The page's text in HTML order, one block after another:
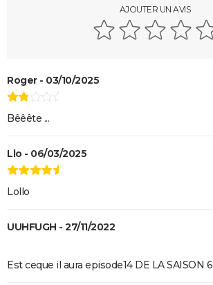
AJOUTER UN AVIS
Roger - 03/10/2025
Bêêête ...
Llo - 06/03/2025
Lollo
UUHFUGH - 27/11/2022
Est ceque il aura episode14 DE LA SAISON 6